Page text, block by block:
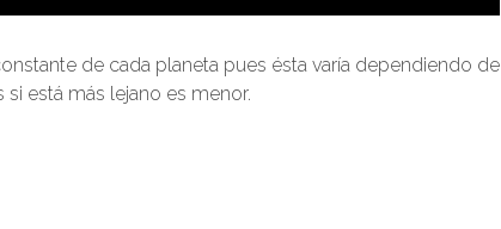
de cada planeta pues ésta varía dependiendo de
está más lejano es menor.